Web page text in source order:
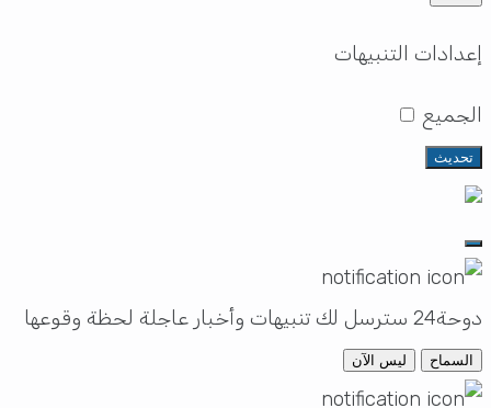
إعدادات التنبيهات
الجميع
تحديث
دوحة24 سترسل لك تنبيهات وأخبار عاجلة لحظة وقوعها
السماح ليس الآن